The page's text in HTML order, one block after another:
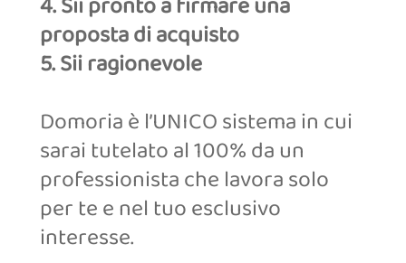
proposta di acquisto
5. Sii ragionevole
Domoria è l’UNICO sistema in cui
sarai tutelato al 100% da un
professionista che lavora solo
per te e nel tuo esclusivo
interesse.